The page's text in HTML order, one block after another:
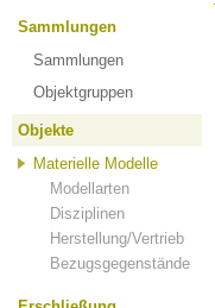
Sammlungen
Sammlungen
Objektgruppen
Objekte
Materielle Modelle
Modellarten
Disziplinen
Herstellung/Vertrieb
Bezugsgegenstände